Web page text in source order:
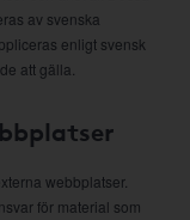
av svenska
enligt svensk
att gälla.
webbplatser.
för material som